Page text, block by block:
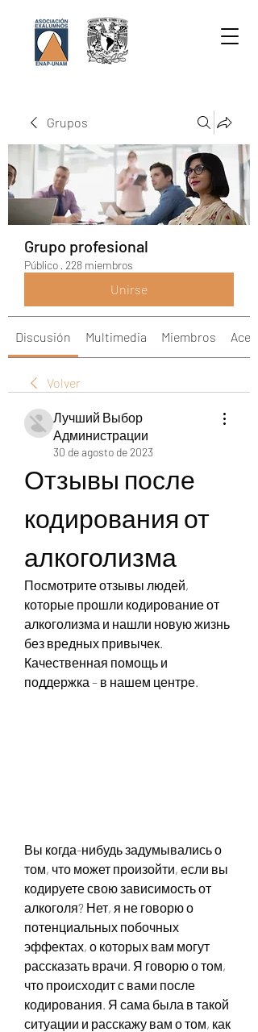
Grupos
Grupo profesional
Público · 228 miembros
Unirse
Discusión Multimedia Miembros
Volver
Лучший Выбор
Администрации
30 de agosto de 2023
Отзывы после
кодирования от
алкоголизма
Посмотрите отзывы людей,
которые прошли кодирование от
алкоголизма и нашли новую жизнь
без вредных привычек.
Качественная помощь и
поддержка – в нашем центре.
Вы когда-нибудь задумывались о
том, что может произойти, если вы
кодируете свою зависимость от
алкоголя? Нет, я не говорю о
потенциальных побочных
эффектах, о которых вам могут
рассказать врачи. Я говорю о том,
что происходит с вами после
кодирования. Я сама была в такой
ситуации и расскажу вам о том, как